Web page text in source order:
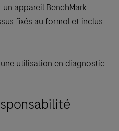
appareil BenchMark
fixés au formol et inclus
utilisation en diagnostic